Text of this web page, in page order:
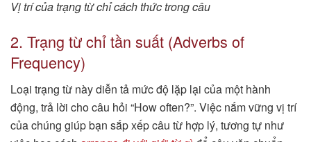
Vị trí của trạng từ chỉ cách thức trong câu
2. Trạng từ chỉ tần suất (Adverbs of
Frequency)
Loại trạng từ này diễn tả mức độ lặp lại của một hành
động, trả lời cho câu hỏi “How often?”. Việc nắm vững vị trí
của chúng giúp bạn sắp xếp câu từ hợp lý, tương tự như